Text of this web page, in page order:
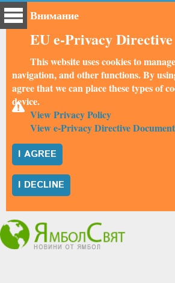
Внимание
EU e-Privacy Directive
This website uses cookies to
navigation, and other functions. By
agree that we can place these types of
device.
View Privacy Policy
View e-Privacy Directive
I AGREE
I DECLINE